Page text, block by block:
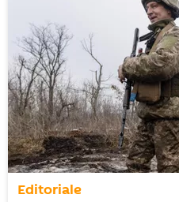
Editoriale